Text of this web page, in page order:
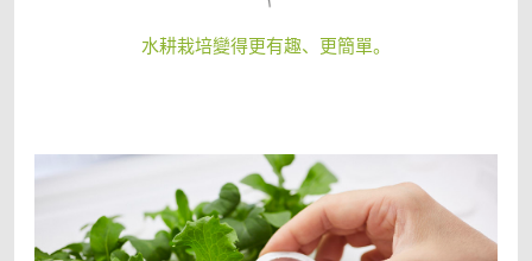
水耕栽培變得更有趣、更簡單。